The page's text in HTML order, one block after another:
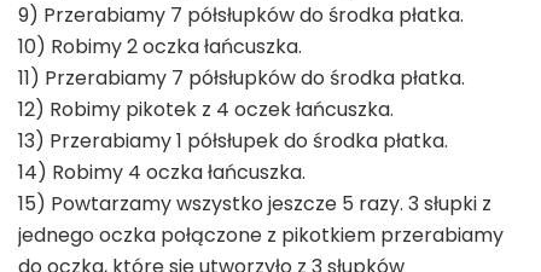
9) Przerabiamy 7 półsłupków do środka płatka.
10) Robimy 2 oczka łańcuszka.
11) Przerabiamy 7 półsłupków do środka płatka.
12) Robimy pikotek z 4 oczek łańcuszka.
13) Przerabiamy 1 półsłupek do środka płatka.
14) Robimy 4 oczka łańcuszka.
15) Powtarzamy wszystko jeszcze 5 razy. 3 słupki z
jednego oczka połączone z pikotkiem przerabiamy